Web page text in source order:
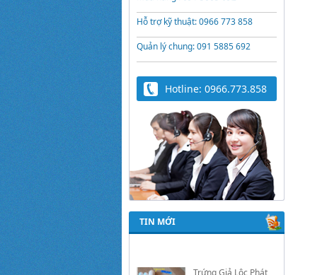
Hỗ trợ kỹ thuật: 0966 773 858
Quản lý chung: 091 5885 692
Hotline: 0966.773.858
TIN MỚI
Trứng Giả Lộc Phát
Vịt, Bồ Câu